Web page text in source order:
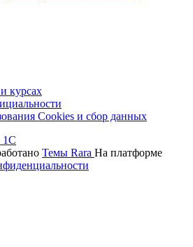
курсах
Cookies и сбор данных
1С
Темы Rara На платформе